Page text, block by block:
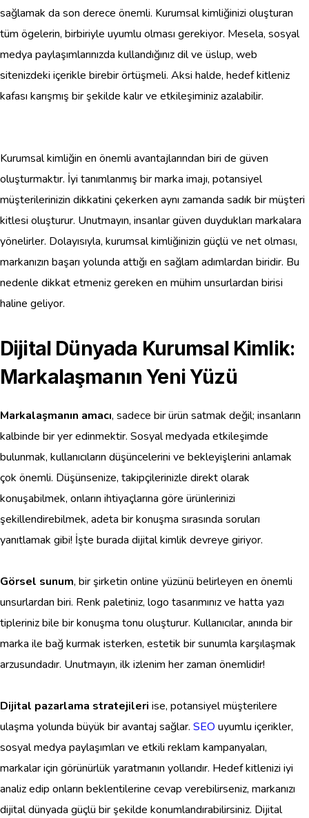
sağlamak da son derece önemli. Kurumsal kimliğinizi oluşturan
tüm ögelerin, birbiriyle uyumlu olması gerekiyor. Mesela, sosyal
medya paylaşımlarınızda kullandığınız dil ve üslup, web
sitenizdeki içerikle birebir örtüşmeli. Aksi halde, hedef kitleniz
kafası karışmış bir şekilde kalır ve etkileşiminiz azalabilir.
Kurumsal kimliğin en önemli avantajlarından biri de güven
oluşturmaktır. İyi tanımlanmış bir marka imajı, potansiyel
müşterilerinizin dikkatini çekerken aynı zamanda sadık bir müşteri
kitlesi oluşturur. Unutmayın, insanlar güven duydukları markalara
yönelirler. Dolayısıyla, kurumsal kimliğinizin güçlü ve net olması,
markanızın başarı yolunda attığı en sağlam adımlardan biridir. Bu
nedenle dikkat etmeniz gereken en mühim unsurlardan birisi
haline geliyor.
Dijital Dünyada Kurumsal Kimlik:
Markalaşmanın Yeni Yüzü
Markalaşmanın amacı, sadece bir ürün satmak değil; insanların
kalbinde bir yer edinmektir. Sosyal medyada etkileşimde
bulunmak, kullanıcıların düşüncelerini ve bekleyişlerini anlamak
çok önemli. Düşünsenize, takipçilerinizle direkt olarak
konuşabilmek, onların ihtiyaçlarına göre ürünlerinizi
şekillendirebilmek, adeta bir konuşma sırasında soruları
yanıtlamak gibi! İşte burada dijital kimlik devreye giriyor.
Görsel sunum, bir şirketin online yüzünü belirleyen en önemli
unsurlardan biri. Renk paletiniz, logo tasarımınız ve hatta yazı
tipleriniz bile bir konuşma tonu oluşturur. Kullanıcılar, anında bir
marka ile bağ kurmak isterken, estetik bir sunumla karşılaşmak
arzusundadır. Unutmayın, ilk izlenim her zaman önemlidir!
Dijital pazarlama stratejileri ise, potansiyel müşterilere
ulaşma yolunda büyük bir avantaj sağlar. SEO uyumlu içerikler,
sosyal medya paylaşımları ve etkili reklam kampanyaları,
markalar için görünürlük yaratmanın yollarıdır. Hedef kitlenizi iyi
analiz edip onların beklentilerine cevap verebilirseniz, markanızı
dijital dünyada güçlü bir şekilde konumlandırabilirsiniz. Dijital